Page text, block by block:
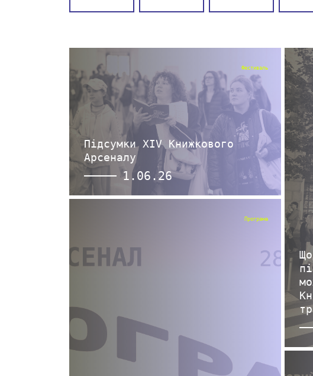
Фестиваль
Підсумки XIV Книжкового
Арсеналу
1.06.26
Програма